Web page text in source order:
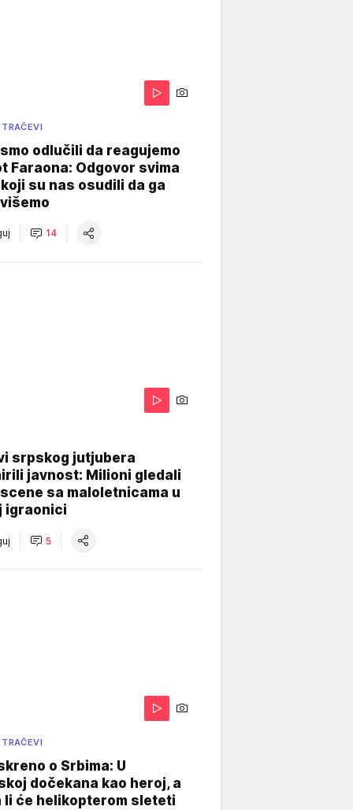
odlučili da reagujemo
Faraona: Odgovor svima
su nas osudili da ga
14
srpskog jutjubera
javnost: Milioni gledali
sa maloletnicama u
igraonici
5
o Srbima: U
dočekana kao heroj, a
li će helikopterom sleteti